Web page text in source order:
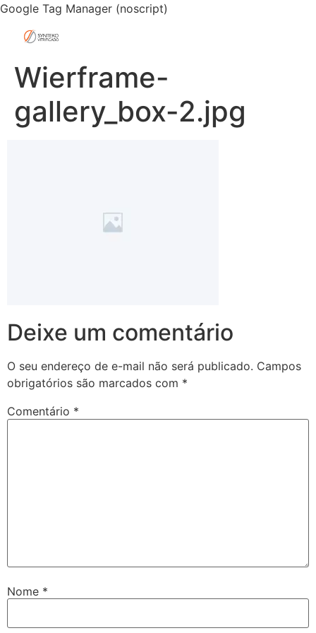
Google Tag Manager (noscript)
Wierframe-
gallery_box-2.jpg
Deixe um comentário
O seu endereço de e-mail não será publicado. Campos
obrigatórios são marcados com *
Comentário *
Nome *